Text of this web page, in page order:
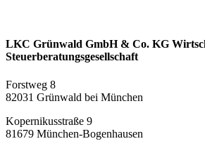
LKC Grünwald GmbH & Co. KG
Steuerberatungsgesellschaft
Forstweg 8
82031 Grünwald bei München
Kopernikusstraße 9
81679 München-Bogenhausen